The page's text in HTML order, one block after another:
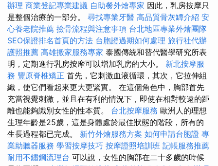
辦理 商業登記專業建議 自助餐外燴專家 因此，乳房按摩只
是整個治療的一部分。 尋找專業牙醫 高品質骨灰罈介紹 安
心養老院推薦 撿骨流程與注意事項 台北地區專業外燴團隊
SEO保證排名首頁的方法 台胞證過期如何處理 旅行社代辦
護照推薦 高雄搬家服務專家 泰國傳統和替代醫學研究所表
明，定期進行乳房按摩可以增加乳房的大小。 新北按摩服
務 豐原脊椎矯正 首先，它刺激血液循環，其次，它拉伸組
織，使它們看起來更大更緊實。 在這個角色中，胸部首先
充當視覺刺激，並且在有利的情況下，即使在相對較遠的距
離也能夠識別女性的性本質。 台北按摩服務 歐洲人的理想
生理年齡是25歲，這是身體處於最佳狀態的階段，所有的
生長過程都已完成。 新竹外燴服務方案 如何申請台胞證 專
業助聽器服務 學習按摩技巧 按摩證照培訓班 記帳服務推薦
耐用不鏽鋼流理台 可以說，女性的胸部在二十多歲的時候